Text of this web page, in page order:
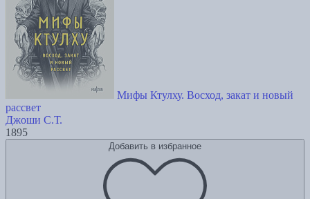
Мифы Ктулху. Восход, закат и новый
рассвет
Джоши С.Т.
1895
Добавить в избранное